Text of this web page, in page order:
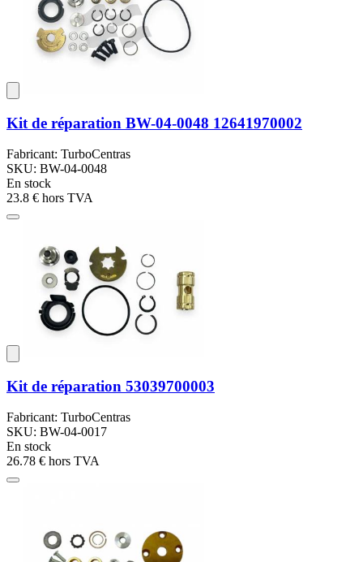
Kit de réparation BW-04-0048 12641970002
Fabricant: TurboCentras
SKU: BW-04-0048
En stock
23.8 € hors TVA
Kit de réparation 53039700003
Fabricant: TurboCentras
SKU: BW-04-0017
En stock
26.78 € hors TVA